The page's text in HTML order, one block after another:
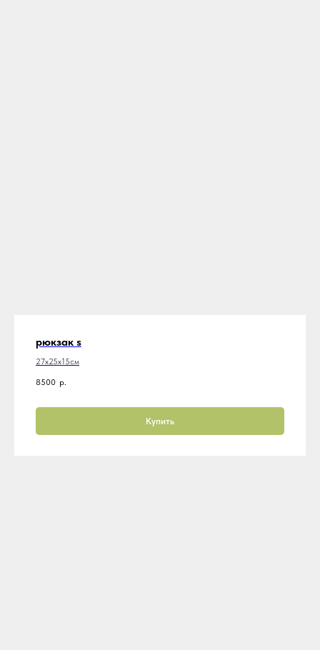
рюкзак s
27х25х15см
8500 р.
Купить